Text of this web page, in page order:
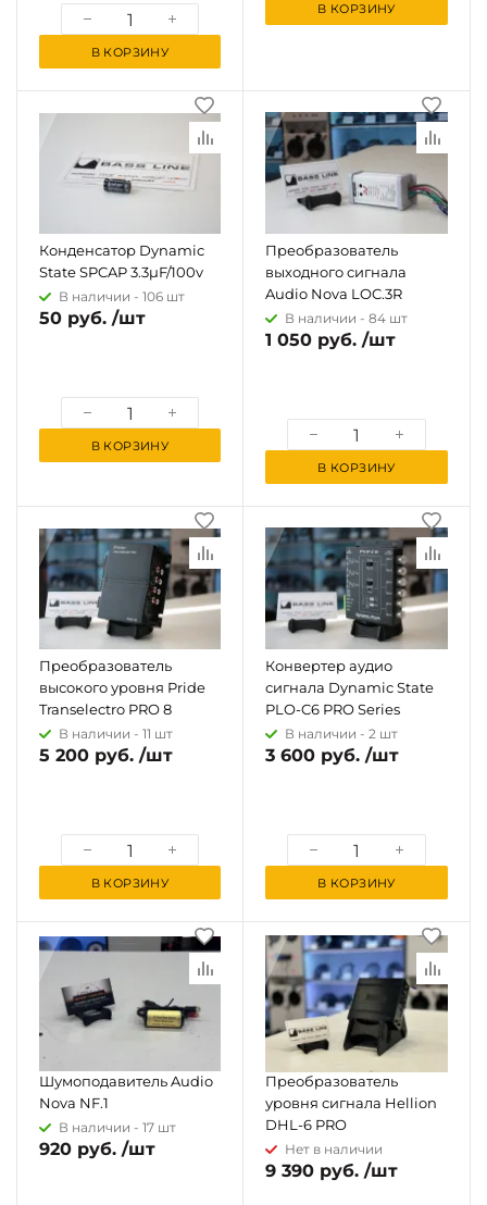
В КОРЗИНУ
В КОРЗИНУ
Конденсатор Dynamic
State SPCAP 3.3µF/100v
В наличии - 106 шт
50 руб. /шт
В КОРЗИНУ
Преобразователь
выходного сигнала
Audio Nova LOC.3R
В наличии - 84 шт
1 050 руб. /шт
В КОРЗИНУ
Преобразователь
высокого уровня Pride
Transelectro PRO 8
В наличии - 11 шт
5 200 руб. /шт
В КОРЗИНУ
Конвертер аудио
сигнала Dynamic State
PLO-C6 PRO Series
В наличии - 2 шт
3 600 руб. /шт
В КОРЗИНУ
Шумоподавитель Audio
Nova NF.1
В наличии - 17 шт
920 руб. /шт
Преобразователь
уровня сигнала Hellion
DHL-6 PRO
Нет в наличии
9 390 руб. /шт